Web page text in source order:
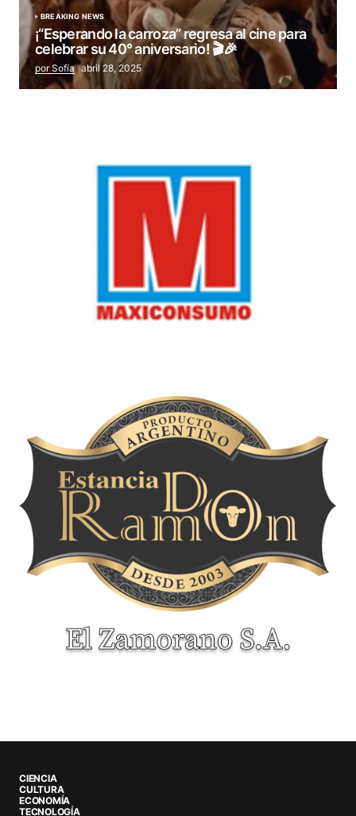
BREAKING NEWS
¡“Esperando la carroza” regresa al cine para
celebrar su 40° aniversario! 🎬🎉
por Sofía abril 28, 2025
CIENCIA
CULTURA
ECONOMÍA
TECNOLOGÍA